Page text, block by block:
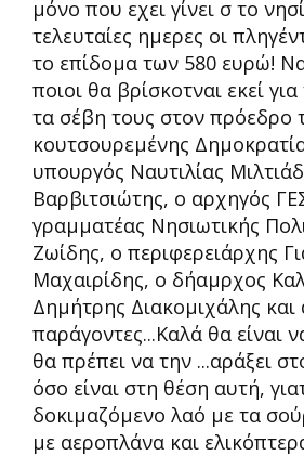
μόνο που εχει γίνει σ το νησί
τελευταίες ημερες οι
το επίδομα των 580 ευρώ!
ποιοι θα βρίσκοτναι εκεί
τα σέβη τους στον πρόεδρο
κουτσουρεμένης
υπουργός Ναυτιλίας
Βαρβιτσιώτης, ο αρχηγός
γραμματέας Νησιωτικής
Ζωίδης, ο περιφερειάρχης
Μαχαιρίδης, ο δήαμρχος
Δημήτρης Διακομιχάλης και
παράγοντες...Καλά θα είναι
θα πρέπει να την ...αράξει
όσο είναι στη θέση αυτή,
δοκιμαζόμενο λαό με τα
με αεροπλάνα και